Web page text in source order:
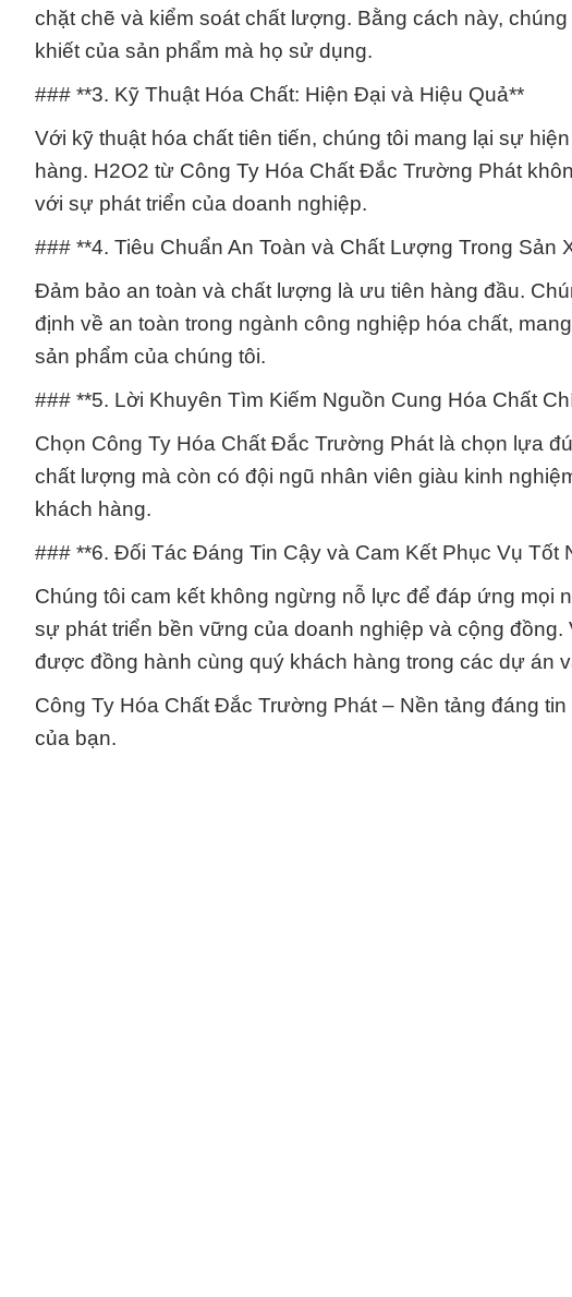
chặt chẽ và kiểm soát chất lượng. Bằng cách này,
khiết của sản phẩm mà họ sử dụng.
### **3. Kỹ Thuật Hóa Chất: Hiện Đại và Hiệu Quả**
Với kỹ thuật hóa chất tiên tiến, chúng tôi mang lại sự
hàng. H2O2 từ Công Ty Hóa Chất Đắc Trường Phát
với sự phát triển của doanh nghiệp.
### **4. Tiêu Chuẩn An Toàn và Chất Lượng Trong Sản
Đảm bảo an toàn và chất lượng là ưu tiên hàng đầu.
định về an toàn trong ngành công nghiệp hóa chất,
sản phẩm của chúng tôi.
### **5. Lời Khuyên Tìm Kiếm Nguồn Cung Hóa Chất
Chọn Công Ty Hóa Chất Đắc Trường Phát là chọn lựa
chất lượng mà còn có đội ngũ nhân viên giàu kinh
khách hàng.
### **6. Đối Tác Đáng Tin Cậy và Cam Kết Phục Vụ Tốt
Chúng tôi cam kết không ngừng nỗ lực để đáp ứng mọi
sự phát triển bền vững của doanh nghiệp và cộng
được đồng hành cùng quý khách hàng trong các dự án
Công Ty Hóa Chất Đắc Trường Phát – Nền tảng đáng
của bạn.